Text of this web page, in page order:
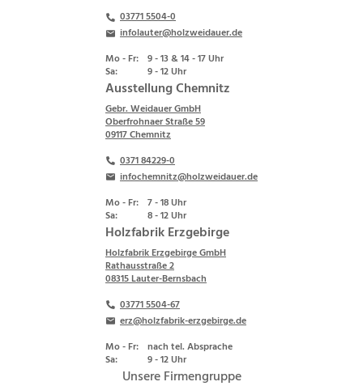
03771 5504-0
infolauter@holzweidauer.de
Mo - Fr: 9 - 13 & 14 - 17 Uhr
Sa:
9 - 12 Uhr
Ausstellung Chemnitz
Gebr. Weidauer GmbH
Oberfrohnaer Straße 59
09117 Chemnitz
0371 84229-0
infochemnitz@holzweidauer.de
Mo - Fr: 7 - 18 Uhr
Sa:
8 - 12 Uhr
Holzfabrik Erzgebirge
Holzfabrik Erzgebirge GmbH
Rathausstraße 2
08315 Lauter-Bernsbach
03771 5504-67
erz@holzfabrik-erzgebirge.de
Mo - Fr: nach tel. Absprache
Sa:
9 - 12 Uhr
Unsere Firmengruppe